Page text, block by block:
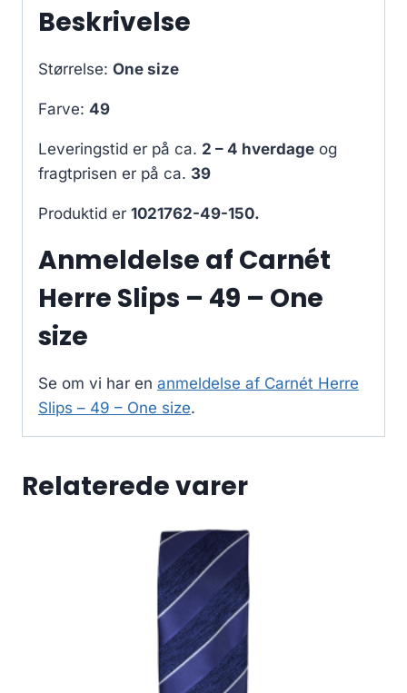
Beskrivelse
Størrelse: One size
Farve: 49
Leveringstid er på ca. 2 – 4 hverdage og
fragtprisen er på ca. 39
Produktid er 1021762-49-150.
Anmeldelse af Carnét
Herre Slips – 49 – One
size
Se om vi har en anmeldelse af Carnét Herre
Slips – 49 – One size.
Relaterede varer